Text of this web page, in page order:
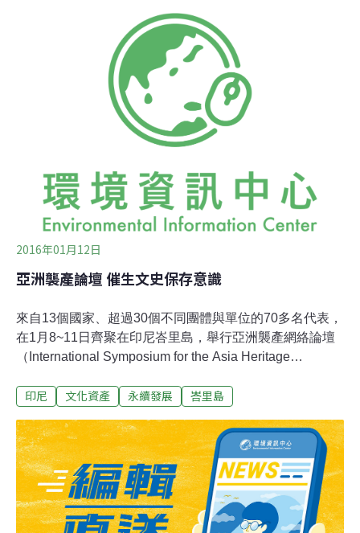
會愈來愈嚴重，峇里島省長科斯特（I Wayan Koster）祭
出「限塑」政策，直接下達禁止峇里島使用一次性塑膠用
具的禁令，期望2019年峇里島的海洋垃圾量能大減70％。
新政策將有六個月的寬限期讓業界適應，但亦設下追溯
期，12月21日政府已簽署法案生效。科斯特接受媒體訪問
時表示，「這項政策是由上至下，從製造、經銷、供應及
銷售的業者，包含個人均一律受到管制，必須使用其他材
將對業者的
2016年01月12日
亞洲襲產論壇 催生文史保存意識
來自13個國家、超過30個不同團體與單位的70多名代表，
在1月8~11日齊聚在印尼峇里島，舉行亞洲襲產網絡論壇
（International Symposium for the Asia Heritage
印尼襲產信託及日本奈良町物語館共同舉辦第二次實體論
工作者及學者。亞洲襲產網絡論壇會議合影。論壇上，印
尼、日本、印度、馬來西亞、台灣、香港、柬埔寨、緬
甸、澳洲等與會代表輪流分享各自的襲產保育案例。案例
的內容十分元，包括歷史建築、農業、地景、自然環境
等，而大家都同意不論自然襲產、有形或無形的文化襲
產，都應受到重視和保存。這些珍貴的人類資產，面臨發
印尼 文化資產 永續發展 峇里島